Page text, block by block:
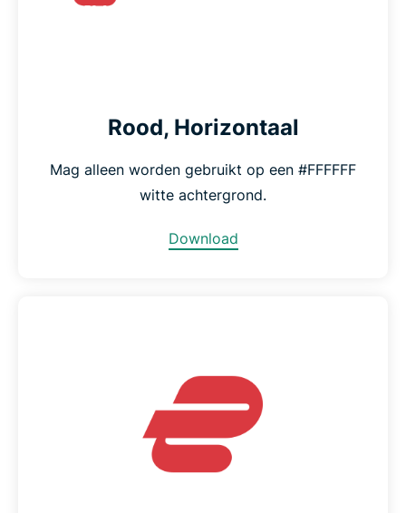
Rood, Horizontaal
Mag alleen worden gebruikt op een #FFFFFF
witte achtergrond.
Download